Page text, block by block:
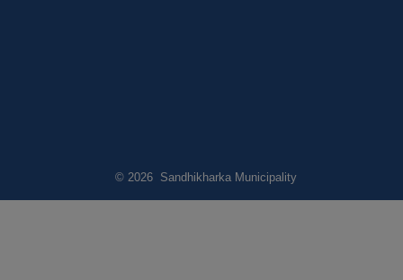
© 2026 Sandhikharka Municipality